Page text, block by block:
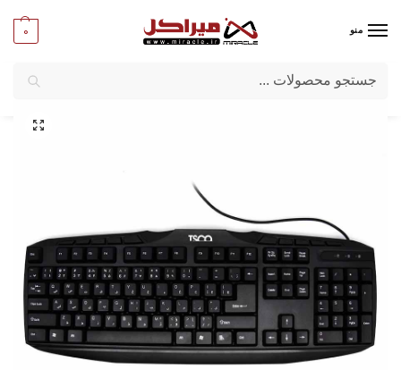
منو 0
میراکل/کامپیوتر/قطعات جانبی